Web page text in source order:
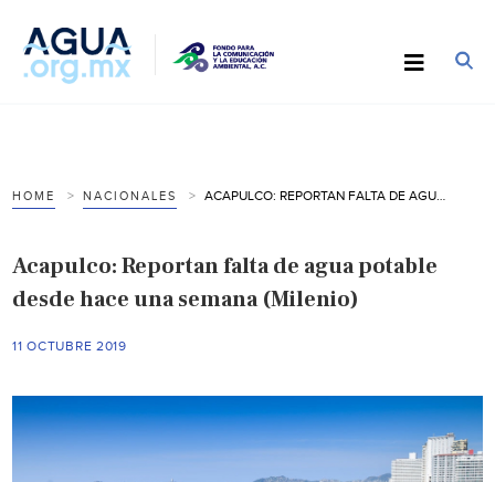
HOME NACIONALES
Acapulco: Reportan falta de agua potable
desde hace una semana (Milenio)
11 OCTUBRE 2019